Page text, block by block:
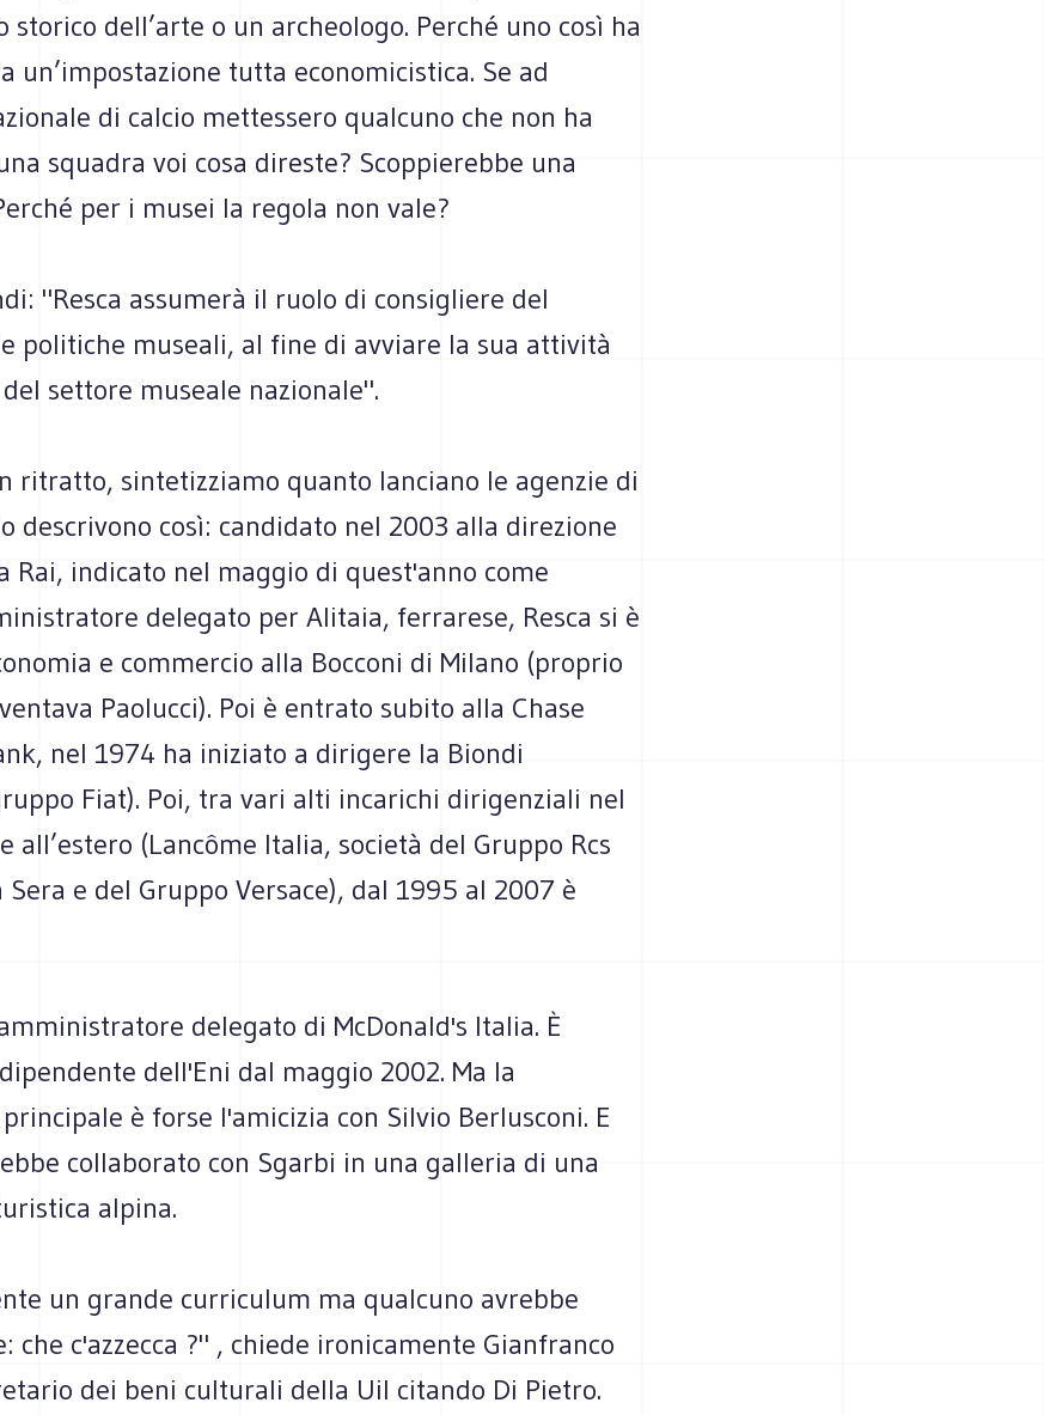
storico dell’arte o un archeologo. Perché uno così ha
un’impostazione tutta economicistica. Se ad
di calcio mettessero qualcuno che non ha
squadra voi cosa direste? Scoppierebbe una
per i musei la regola non vale?
"Resca assumerà il ruolo di consigliere del
politiche museali, al fine di avviare la sua attività
settore museale nazionale".
ritratto, sintetizziamo quanto lanciano le agenzie di
descrivono così: candidato nel 2003 alla direzione
Rai, indicato nel maggio di quest'anno come
delegato per Alitaia, ferrarese, Resca si è
e commercio alla Bocconi di Milano (proprio
Paolucci). Poi è entrato subito alla Chase
nel 1974 ha iniziato a dirigere la Biondi
Fiat). Poi, tra vari alti incarichi dirigenziali nel
all’estero (Lancôme Italia, società del Gruppo Rcs
e del Gruppo Versace), dal 1995 al 2007 è
delegato di McDonald's Italia. È
dell'Eni dal maggio 2002. Ma la
è forse l'amicizia con Silvio Berlusconi. E
collaborato con Sgarbi in una galleria di una
alpina.
un grande curriculum ma qualcuno avrebbe
che c'azzecca ?" , chiede ironicamente Gianfranco
dei beni culturali della Uil citando Di Pietro.